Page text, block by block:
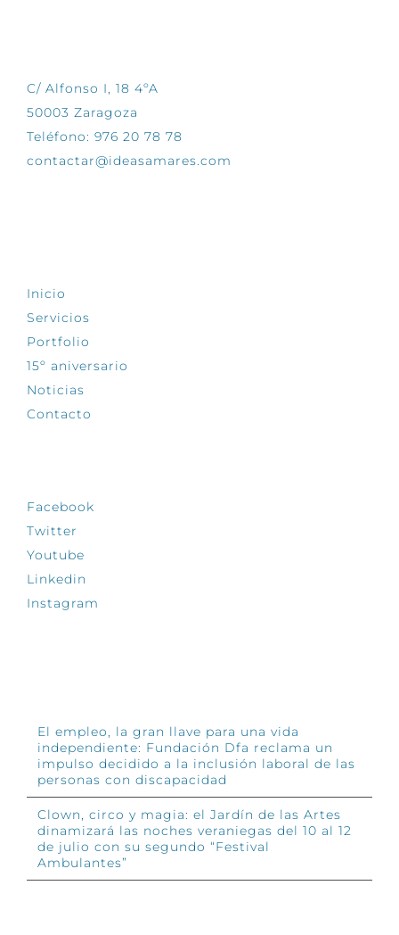
C/ Alfonso I, 18 4ºA
50003 Zaragoza
Teléfono: 976 20 78 78
contactar@ideasamares.com
Inicio
Servicios
Portfolio
15º aniversario
Noticias
Contacto
Facebook
Twitter
Youtube
Linkedin
Instagram
El empleo, la gran llave para una vida
independiente: Fundación Dfa reclama un
impulso decidido a la inclusión laboral de las
personas con discapacidad
Clown, circo y magia: el Jardín de las Artes
dinamizará las noches veraniegas del 10 al 12
de julio con su segundo “Festival
Ambulantes”